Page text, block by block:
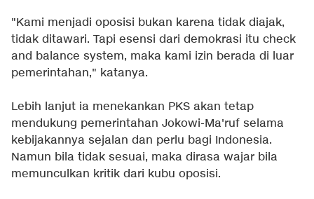
"Kami menjadi oposisi bukan karena tidak diajak,
tidak ditawari. Tapi esensi dari demokrasi itu check
and balance system, maka kami izin berada di luar
pemerintahan," katanya.
Lebih lanjut ia menekankan PKS akan tetap
mendukung pemerintahan Jokowi-Ma'ruf selama
kebijakannya sejalan dan perlu bagi Indonesia.
Namun bila tidak sesuai, maka dirasa wajar bila
memunculkan kritik dari kubu oposisi.